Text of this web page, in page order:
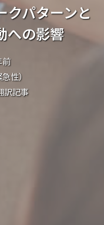
クパターンと
への影響
前
性）
訳記事